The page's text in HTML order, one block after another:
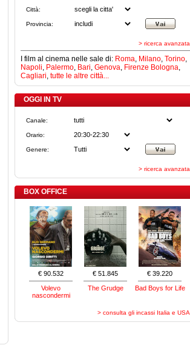
Città:
Provincia:
> ricerca avanzata
I film al cinema nelle sale di: Roma, Milano, Torino,
Napoli, Palermo, Bari, Genova, Firenze Bologna,
Cagliari, tutte le altre città...
OGGI IN TV
Canale:
Orario:
Genere:
> ricerca avanzata
BOX OFFICE
€ 90.532
Volevo
nascondermi
€ 51.845
The Grudge
€ 39.220
Bad Boys for Life
> consulta gli incassi Italia e USA